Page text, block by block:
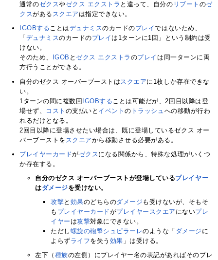
通常のゼクスやゼクス エクストラ と違って、自分の リブート のゼ
クスがある スクエア は指定できない。
IGOBすることはデュナミスのカードのプレイではないため、
「 デュナミスのカードのプレイ は1ターンに1回」という制約は受
けない。
そのため、
IGOB とゼクス エクストラ のプレイ は同一ターンに両
方行うことができる。
自分のゼクス オーバーブーストは スクエアに1枚しか存在できな
い。
1ターンの間に複数回IGOBする ことは可能だが、2回目以降は登
場せず、
コスト の支払いと イベントの トラッシュ への移動が行わ
れるだけとなる。
2回目以降に登場させたい場合は、既に登場しているゼクス オー
バーブーストを スクエアから移動させる必要がある。
プレイヤーカードがゼクス になる関係から、特殊な処理がいくつ
か存在する。
自分のゼクス オーバーブーストが登場しているプレイヤー
はダメージを受けない。
攻撃と 効果のどちらのダメージ も受けないが、そもそ
も プレイヤーカードがプレイヤースクエア にないプレ
イヤー は攻撃対象にできない。
ただし 螺旋の砲撃シュピラーレのような「 ダメージ に
よらずライフを失う 効果 」は受ける。
左下（ 種族の左側）にプレイヤー名の表記があればそのプレ